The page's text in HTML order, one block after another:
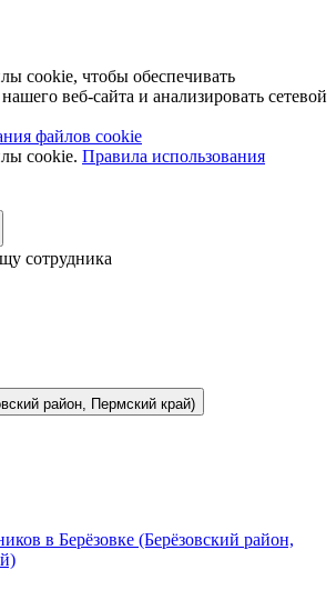
cookie, чтобы обеспечивать
веб-сайта и анализировать сетевой
файлов cookie
cookie. Правила использования
сотрудника
район, Пермский край)
в Берёзовке (Берёзовский район,